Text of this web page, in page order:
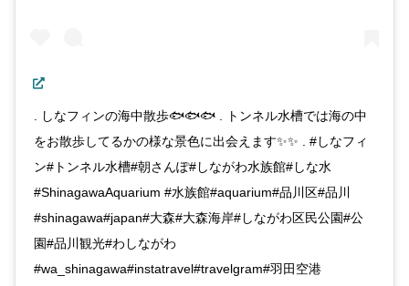
. しなフィンの海中散歩🐟🐟🐟 . トンネル水槽では海の中
をお散歩してるかの様な景色に出会えます✨✨ . #しなフィ
ン#トンネル水槽#朝さんぽ#しながわ水族館#しな水
#ShinagawaAquarium #水族館#aquarium#品川区#品川
#shinagawa#japan#大森#大森海岸#しながわ区民公園#公
園#品川観光#わしながわ
#wa_shinagawa#instatravel#travelgram#羽田空港